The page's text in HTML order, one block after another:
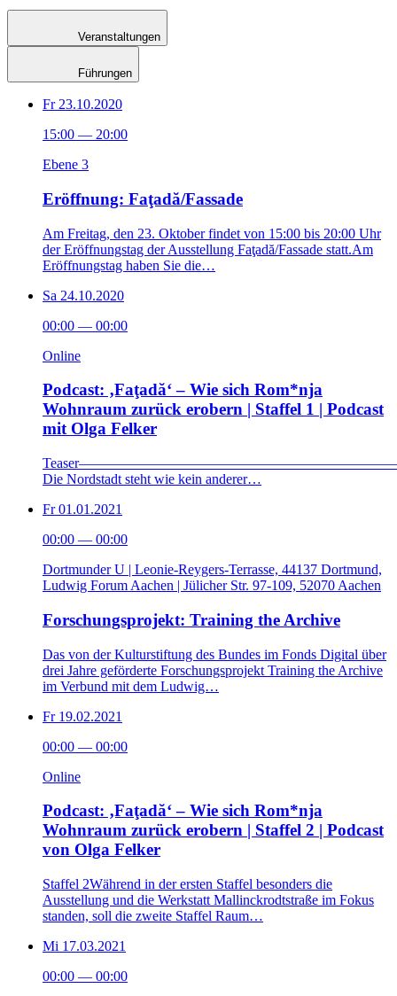
Veranstaltungen
Führungen
Fr 23.10.2020
15:00 — 20:00
Ebene 3
Eröffnung: Faţadă/Fassade
Am Freitag, den 23. Oktober findet von 15:00 bis 20:00 Uhr
der Eröffnungstag der Ausstellung Faţadă/Fassade statt.Am
Eröffnungstag haben Sie die…
Sa 24.10.2020
00:00 — 00:00
Online
Podcast: ‚Faţadă‘ – Wie sich Rom*nja
Wohnraum zurück erobern | Staffel 1 | Podcast
mit Olga Felker
Die Nordstadt steht wie kein anderer…
Fr 01.01.2021
00:00 — 00:00
Dortmunder U | Leonie-Reygers-Terrasse, 44137 Dortmund,
Ludwig Forum Aachen | Jülicher Str. 97-109, 52070 Aachen
Forschungsprojekt: Training the Archive
Das von der Kulturstiftung des Bundes im Fonds Digital über
drei Jahre geförderte Forschungsprojekt Training the Archive
im Verbund mit dem Ludwig…
Fr 19.02.2021
00:00 — 00:00
Online
Podcast: ‚Faţadă‘ – Wie sich Rom*nja
Wohnraum zurück erobern | Staffel 2 | Podcast
von Olga Felker
Staffel 2Während in der ersten Staffel besonders die
Ausstellung und die Werkstatt Mallinckrodtstraße im Fokus
standen, soll die zweite Staffel Raum…
Mi 17.03.2021
00:00 — 00:00